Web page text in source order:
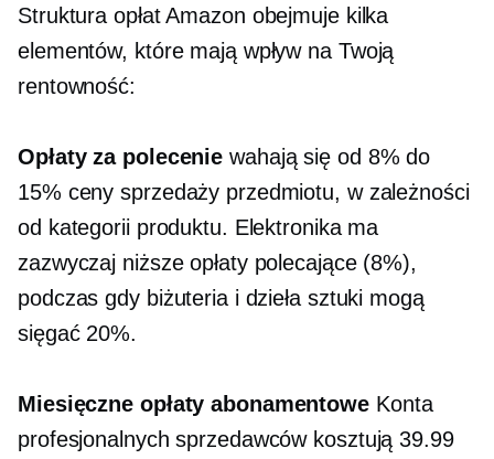
Struktura opłat Amazon obejmuje kilka
elementów, które mają wpływ na Twoją
rentowność:
Opłaty za polecenie wahają się od 8% do
15% ceny sprzedaży przedmiotu, w zależności
od kategorii produktu. Elektronika ma
zazwyczaj niższe opłaty polecające (8%),
podczas gdy biżuteria i dzieła sztuki mogą
sięgać 20%.
Miesięczne opłaty abonamentowe Konta
profesjonalnych sprzedawców kosztują 39.99